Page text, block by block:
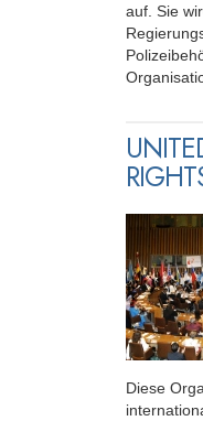
auf. Sie
Diese